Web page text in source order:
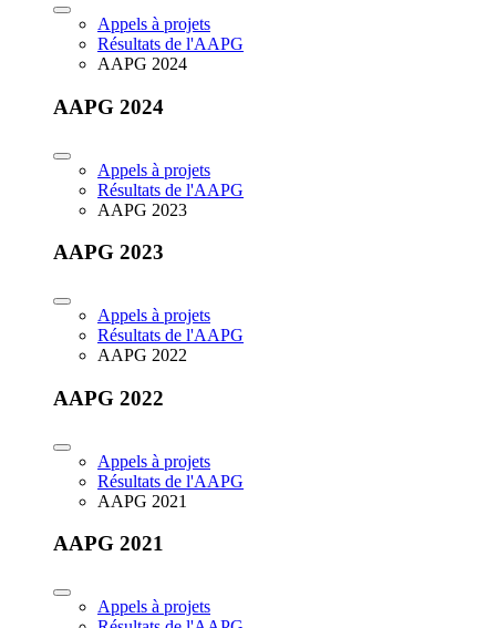
Appels à projets
Résultats de l'AAPG
AAPG 2024
AAPG 2024
Appels à projets
Résultats de l'AAPG
AAPG 2023
AAPG 2023
Appels à projets
Résultats de l'AAPG
AAPG 2022
AAPG 2022
Appels à projets
Résultats de l'AAPG
AAPG 2021
AAPG 2021
Appels à projets